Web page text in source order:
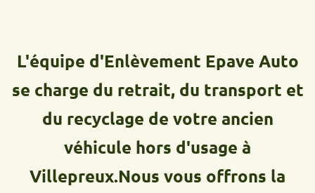
L'équipe d'Enlèvement Epave Auto
se charge du retrait, du transport et
du recyclage de votre ancien
véhicule hors d'usage à
Villepreux.Nous vous offrons la